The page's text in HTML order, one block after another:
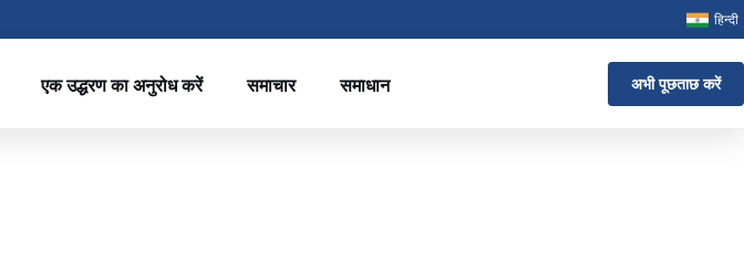
हिन्दी
एक उद्धरण का अनुरोध करें समाचार समाधान अभी पूछताछ करें